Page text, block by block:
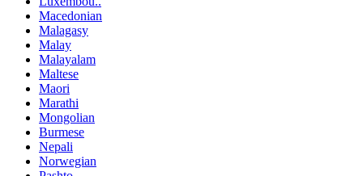
Macedonian
Malagasy
Malay
Malayalam
Maltese
Maori
Marathi
Mongolian
Burmese
Nepali
Norwegian